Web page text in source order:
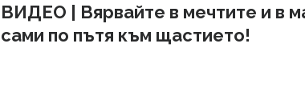
ВИДЕО | Вярвайте в мечтите и в
сами по пътя към щастието!